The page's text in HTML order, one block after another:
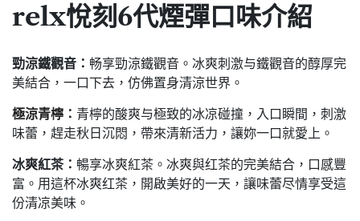
relx悅刻6代煙彈口味介紹
勁涼鐵觀音： 畅享勁涼鐵觀音。冰爽刺激与鐵觀音的醇厚完
美結合，一口下去，仿佛置身清涼世界。
極涼青檸 ： 青檸的酸爽与極致的冰凉碰撞，入口瞬間，刺激
味蕾，趕走秋日沉悶，帶來清新活力，讓妳一口就愛上。
冰爽紅茶： 暢享冰爽紅茶。冰爽與红茶的完美結合，口感豐
富。用這杯冰爽红茶，開啟美好的一天，讓味蕾尽情享受這
份清凉美味。